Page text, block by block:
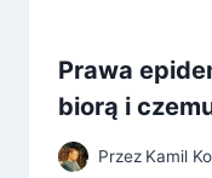
Prawa
biorą i
Przez Kamil